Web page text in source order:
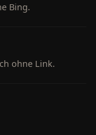
Bing.
ohne Link.